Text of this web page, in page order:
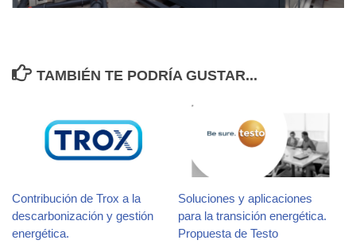
TAMBIÉN TE PODRÍA GUSTAR...
Contribución de Trox a la
descarbonización y gestión
energética.
Soluciones y aplicaciones
para la transición energética.
Propuesta de Testo